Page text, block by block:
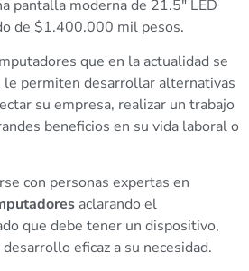
pantalla moderna de 21.5″ LED
de $1.400.000 mil pesos.
que en la actualidad se
le permiten desarrollar alternativas
su empresa, realizar un trabajo
beneficios en su vida laboral o
con personas expertas en
aclarando el
que debe tener un dispositivo,
eficaz a su necesidad.